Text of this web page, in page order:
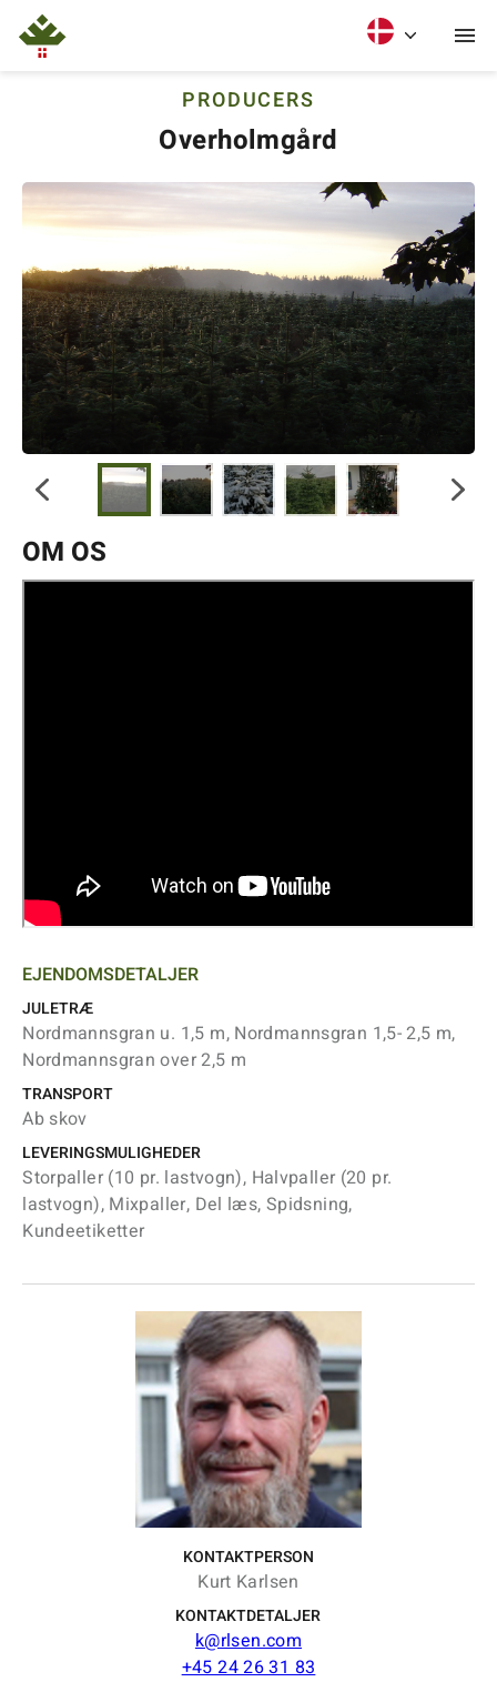
PRODUCERS
Overholmgård
OM OS
EJENDOMSDETALJER
JULETRÆ
Nordmannsgran u. 1,5 m, Nordmannsgran 1,5- 2,5 m,
Nordmannsgran over 2,5 m
TRANSPORT
Ab skov
LEVERINGSMULIGHEDER
Storpaller (10 pr. lastvogn), Halvpaller (20 pr.
lastvogn), Mixpaller, Del læs, Spidsning,
Kundeetiketter
KONTAKTPERSON
Kurt Karlsen
KONTAKTDETALJER
k@rlsen.com
+45 24 26 31 83